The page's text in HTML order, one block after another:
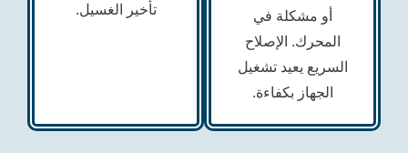
الإصلاح
يعيد تشغيل
تأخير الغسيل.